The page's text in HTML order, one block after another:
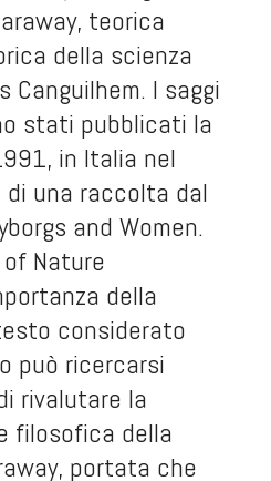
teorica
della scienza
Canguilhem. I saggi
stati pubblicati la
in Italia nel
di una raccolta dal
and Women.
Nature
della
considerato
può ricercarsi
rivalutare la
filosofica della
portata che